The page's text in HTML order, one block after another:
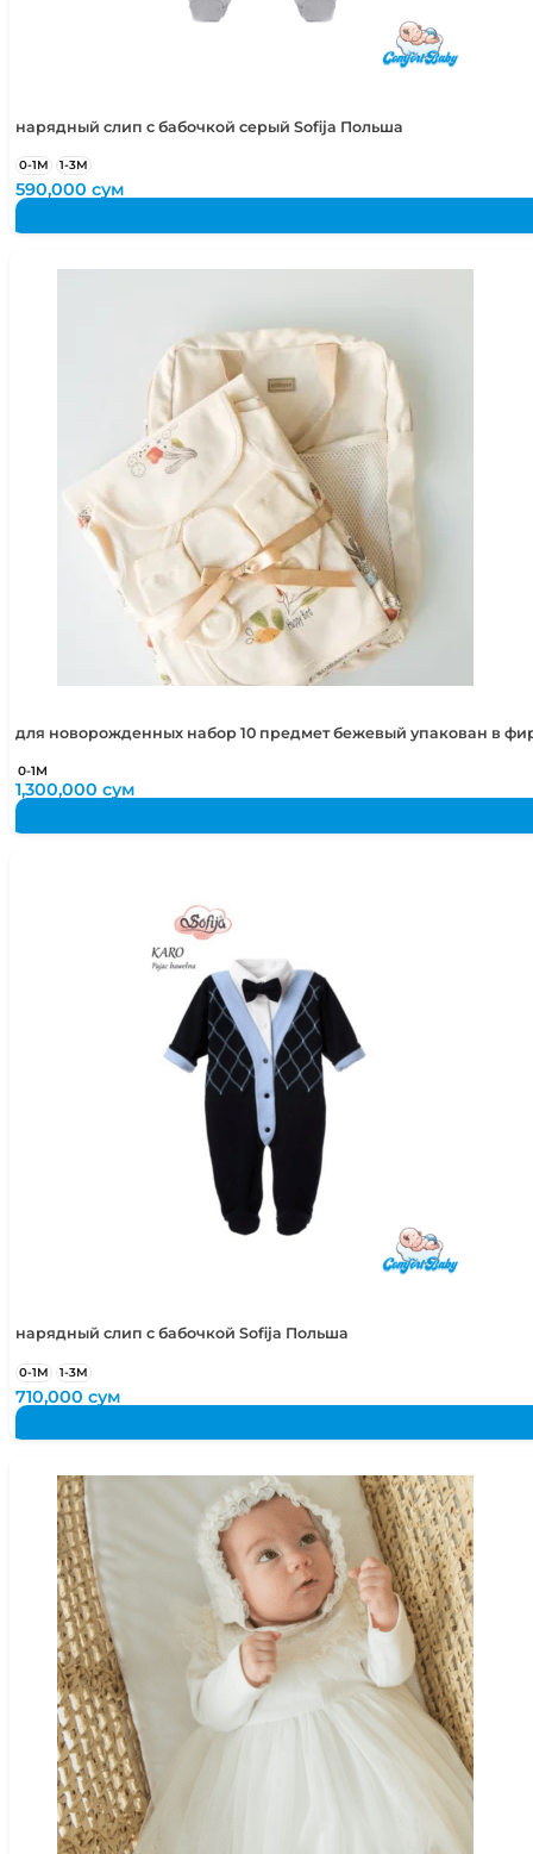
нарядный слип с бабочкой серый Sofija Польша
0-1М 1-3М
590,000сум
для новорожденных набор 10 предмет бежевый упакован в
0-1М
1,300,000сум
нарядный слип с бабочкой Sofija Польша
0-1М 1-3М
710,000сум